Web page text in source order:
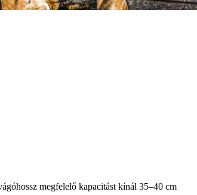
megfelelő kapacitást kínál 35–40 cm